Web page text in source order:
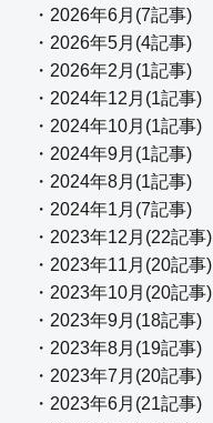
・2026年6月(7記事)
・2026年5月(4記事)
・2026年2月(1記事)
・2024年12月(1記事)
・2024年10月(1記事)
・2024年9月(1記事)
・2024年8月(1記事)
・2024年1月(7記事)
・2023年12月(22記事)
・2023年11月(20記事)
・2023年10月(20記事)
・2023年9月(18記事)
・2023年8月(19記事)
・2023年7月(20記事)
・2023年6月(21記事)